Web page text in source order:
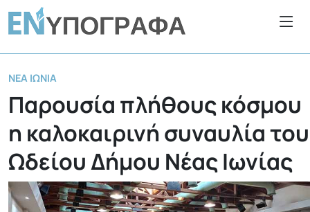
ΝΈΑ ΙΩΝΊΑ
Παρουσία πλήθους κόσμου
η καλοκαιρινή συναυλία του
Ωδείου Δήμου Νέας Ιωνίας